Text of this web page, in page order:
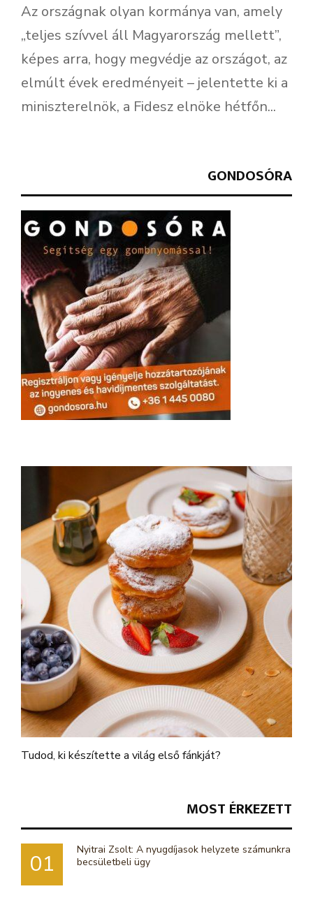
Az országnak olyan kormánya van, amely
„teljes szívvel áll Magyarország mellett”,
képes arra, hogy megvédje az országot, az
elmúlt évek eredményeit – jelentette ki a
miniszterelnök, a Fidesz elnöke hétfőn...
GONDOSÓRA
Tudod, ki készítette a világ első fánkját?
MOST ÉRKEZETT
01
Nyitrai Zsolt: A nyugdíjasok helyzete számunkra
becsületbeli ügy